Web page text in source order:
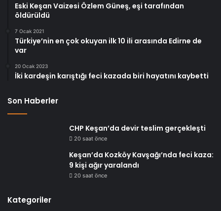
Eski Keşan Vaizesi Özlem Güneş, eşi tarafından
öldürüldü
7 Ocak 2021
Türkiye’nin en çok okuyan ilk 10 ili arasında Edirne de
var
20 Ocak 2023
İki kardeşin karıştığı feci kazada biri hayatını kaybetti
Son Haberler
CHP Keşan’da devir teslim gerçekleşti
20 saat önce
Keşan’da Kozköy Kavşağı’nda feci kaza:
9 kişi ağır yaralandı
20 saat önce
Kategoriler